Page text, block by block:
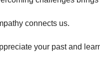
connects us.
your past and